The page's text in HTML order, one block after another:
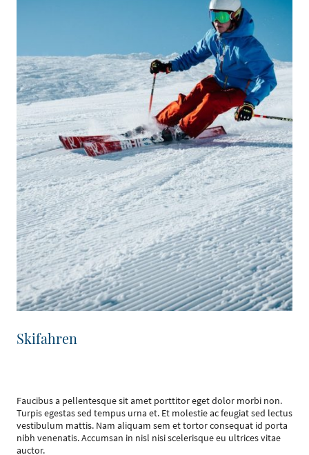
Skifahren
Faucibus a pellentesque sit amet porttitor eget dolor morbi non.
Turpis egestas sed tempus urna et. Et molestie ac feugiat sed lectus
vestibulum mattis. Nam aliquam sem et tortor consequat id porta
nibh venenatis. Accumsan in nisl nisi scelerisque eu ultrices vitae
auctor.